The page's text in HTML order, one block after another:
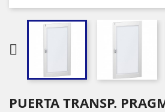

PUERTA TRANSP.